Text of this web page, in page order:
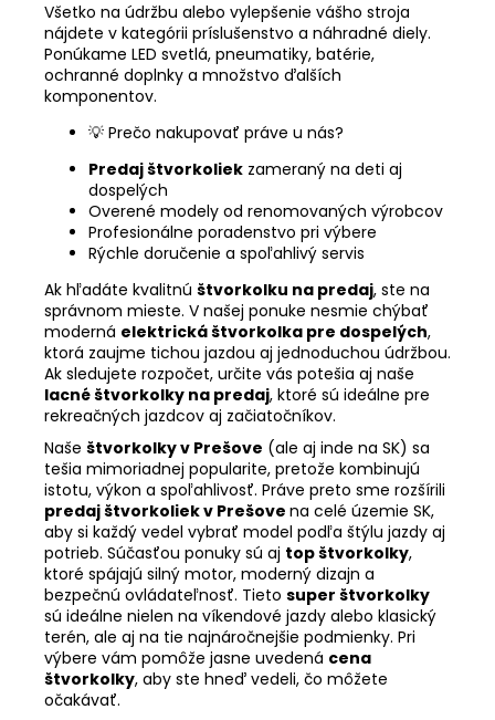
Všetko na údržbu alebo vylepšenie vášho stroja
nájdete v kategórii príslušenstvo a náhradné diely.
Ponúkame LED svetlá, pneumatiky, batérie,
ochranné doplnky a množstvo ďalších
komponentov.
💡 Prečo nakupovať práve u nás?
Predaj štvorkoliek zameraný na deti aj
dospelých
Overené modely od renomovaných výrobcov
Profesionálne poradenstvo pri výbere
Rýchle doručenie a spoľahlivý servis
Ak hľadáte kvalitnú štvorkolku na predaj, ste na
správnom mieste. V našej ponuke nesmie chýbať
moderná elektrická štvorkolka pre dospelých,
ktorá zaujme tichou jazdou aj jednoduchou údržbou.
Ak sledujete rozpočet, určite vás potešia aj naše
lacné štvorkolky na predaj, ktoré sú ideálne pre
rekreačných jazdcov aj začiatočníkov.
Naše štvorkolky v Prešove (ale aj inde na SK) sa
tešia mimoriadnej popularite, pretože kombinujú
istotu, výkon a spoľahlivosť. Práve preto sme rozšírili
predaj štvorkoliek v Prešove na celé územie SK,
aby si každý vedel vybrať model podľa štýlu jazdy aj
potrieb. Súčasťou ponuky sú aj top štvorkolky,
ktoré spájajú silný motor, moderný dizajn a
bezpečnú ovládateľnosť. Tieto super štvorkolky
sú ideálne nielen na víkendové jazdy alebo klasický
terén, ale aj na tie najnáročnejšie podmienky. Pri
výbere vám pomôže jasne uvedená cena
štvorkolky, aby ste hneď vedeli, čo môžete
očakávať.